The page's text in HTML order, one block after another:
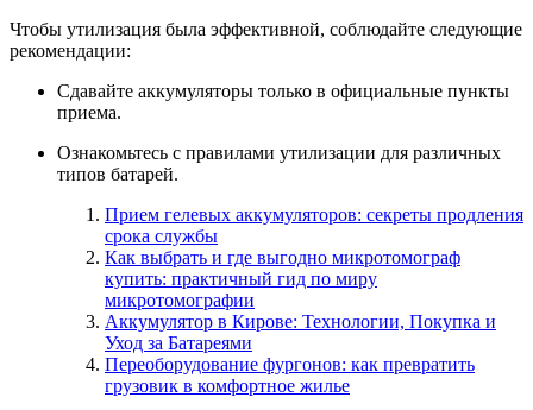
Чтобы утилизация была эффективной, соблюдайте следующие
рекомендации:
Сдавайте аккумуляторы только в официальные пункты
приема.
Ознакомьтесь с правилами утилизации для различных
типов батарей.
Прием гелевых аккумуляторов: секреты продления
срока службы
Как выбрать и где выгодно микротомограф
купить: практичный гид по миру
микротомографии
Аккумулятор в Кирове: Технологии, Покупка и
Уход за Батареями
Переоборудование фургонов: как превратить
грузовик в комфортное жилье